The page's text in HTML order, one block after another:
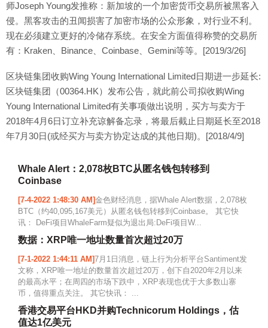
师Joseph Young发推称：新加坡的一个加密货币交易所被黑客入
侵。黑客攻击的丑闻损害了加密市场的公众形象，对行业不利。
现在必须建立更好的冷储存系统。在安全方面值得称赞的交易所
有：Kraken、Binance、Coinbase、Gemini等等。[2019/3/26]
区块链集团收购Wing Young International Limited日期进一步延长:
区块链集团（00364.HK）发布公告，就此前公司拟收购Wing
Young International Limited有关事项做出说明，买方与卖方于
2018年4月6日订立补充谅解备忘录，将最后截止日期延长至2018
年7月30日(或经买方与卖方协定达成的其他日期)。[2018/4/9]
Whale Alert：2,078枚BTC从匿名钱包转移到
Coinbase
[7-4-2022 1:48:30 AM]金色财经消息，据Whale Alert数据，2,078枚
BTC（约40,095,167美元）从匿名钱包转移到Coinbase。 其它快
讯： DeFi项目WhaleFarm疑似为退出局:DeFi项目W...
数据：XRP唯一地址数量首次超过20万
[7-1-2022 1:44:11 AM]7月1日消息，链上行为分析平台Santiment发
文称，XRP唯一地址的数量首次超过20万，创下自2020年2月以来
的最高水平；在周四的市场下跌中，XRP表现也优于大多数山寨
币，值得重点关注。 其它快讯： ...
香港交易平台HKD并购Technicorum Holdings，估
值达1亿美元